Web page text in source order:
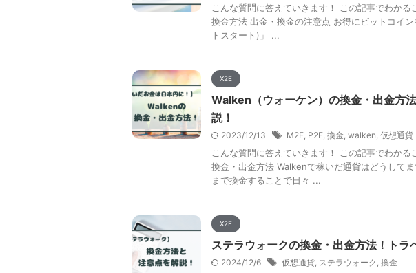
こんな質問に答えていきます！ この記事でわか
換金方法 出金・換金の注意点 お得にビットコイ
トスタート)」 ...
X2E
Walken（ウォーケン）の換金・出金方
説！
2023/12/13 M2E, P2E, 換金, walken, 仮想通貨
こんな質問に答えていきます！ この記事でわか
換金・出金方法 Walkenで稼いだ通貨はどうして
まで換金することで日々 ...
X2E
ステラウォークの換金・出金方法！トラ
2024/12/6 仮想通貨, ステラウォーク , 換金